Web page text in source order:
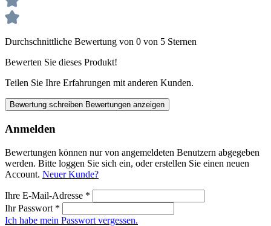
Durchschnittliche Bewertung von 0 von 5 Sternen
Bewerten Sie dieses Produkt!
Teilen Sie Ihre Erfahrungen mit anderen Kunden.
Bewertung schreiben Bewertungen anzeigen
Anmelden
Bewertungen können nur von angemeldeten Benutzern abgegeben
werden. Bitte loggen Sie sich ein, oder erstellen Sie einen neuen
Account. Neuer Kunde?
Ihre E-Mail-Adresse *
Ihr Passwort *
Ich habe mein Passwort vergessen.